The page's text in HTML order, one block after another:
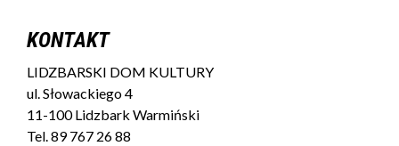
KONTAKT
LIDZBARSKI DOM KULTURY
ul. Słowackiego 4
11-100 Lidzbark Warmiński
Tel.89 767 26 88